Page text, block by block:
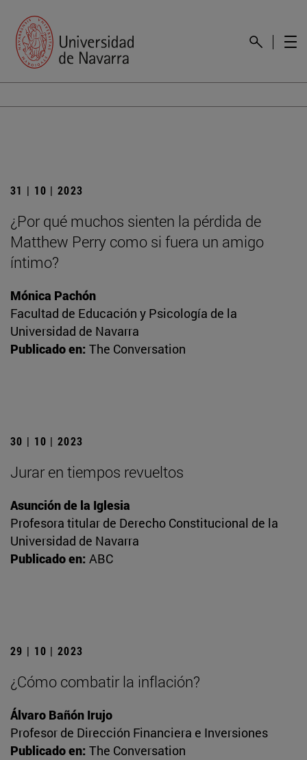
31 | 10 | 2023
¿Por qué muchos sienten la pérdida de
Matthew Perry como si fuera un amigo
íntimo?
Mónica Pachón
Facultad de Educación y Psicología de la
Universidad de Navarra
Publicado en: The Conversation
30 | 10 | 2023
Jurar en tiempos revueltos
Asunción de la Iglesia
Profesora titular de Derecho Constitucional de la
Universidad de Navarra
Publicado en: ABC
29 | 10 | 2023
¿Cómo combatir la inflación?
Álvaro Bañón Irujo
Profesor de Dirección Financiera e Inversiones
Publicado en: The Conversation